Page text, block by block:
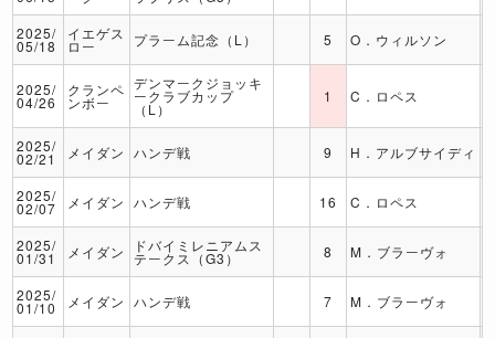
2025/
05/18
イエゲス
ロー プラーム記念（L） 5 O．ウィルソン
2025/
04/26
クランペ
ンボー
デンマークジョッキ
ークラブカップ
（L）
1 C．ロペス
2025/
02/21 メイダン ハンデ戦 9 H．アルブサイディ
2025/
02/07 メイダン ハンデ戦 16 C．ロペス
2025/
01/31 メイダン ドバイミレニアムス
テークス（G3） 8 M．ブラーヴォ
2025/
01/10 メイダン ハンデ戦 7 M．ブラーヴォ